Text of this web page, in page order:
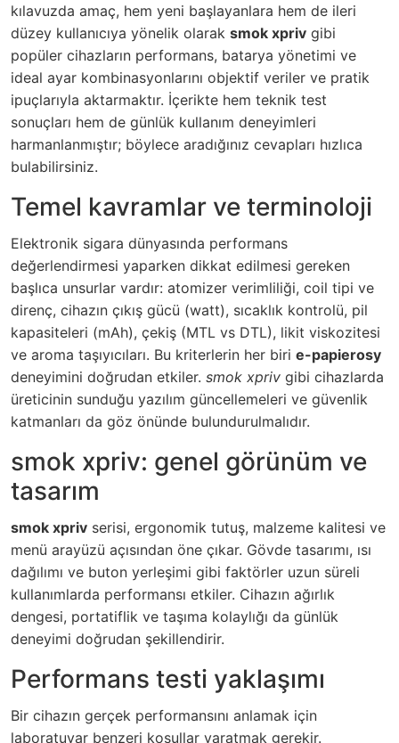
kılavuzda amaç, hem yeni başlayanlara hem de ileri
düzey kullanıcıya yönelik olarak smok xpriv gibi
popüler cihazların performans, batarya yönetimi ve
ideal ayar kombinasyonlarını objektif veriler ve pratik
ipuçlarıyla aktarmaktır. İçerikte hem teknik test
sonuçları hem de günlük kullanım deneyimleri
harmanlanmıştır; böylece aradığınız cevapları hızlıca
bulabilirsiniz.
Temel kavramlar ve terminoloji
Elektronik sigara dünyasında performans
değerlendirmesi yaparken dikkat edilmesi gereken
başlıca unsurlar vardır: atomizer verimliliği, coil tipi ve
direnç, cihazın çıkış gücü (watt), sıcaklık kontrolü, pil
kapasiteleri (mAh), çekiş (MTL vs DTL), likit viskozitesi
ve aroma taşıyıcıları. Bu kriterlerin her biri e-papierosy
deneyimini doğrudan etkiler. smok xpriv gibi cihazlarda
üreticinin sunduğu yazılım güncellemeleri ve güvenlik
katmanları da göz önünde bulundurulmalıdır.
smok xpriv: genel görünüm ve
tasarım
smok xpriv serisi, ergonomik tutuş, malzeme kalitesi ve
menü arayüzü açısından öne çıkar. Gövde tasarımı, ısı
dağılımı ve buton yerleşimi gibi faktörler uzun süreli
kullanımlarda performansı etkiler. Cihazın ağırlık
dengesi, portatiflik ve taşıma kolaylığı da günlük
deneyimi doğrudan şekillendirir.
Performans testi yaklaşımı
Bir cihazın gerçek performansını anlamak için
laboratuvar benzeri koşullar yaratmak gerekir.